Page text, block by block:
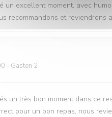
un excellent moment, avec
recommandons et reviendrons
- Gasten 2
un très bon moment dans ce
pour un bon repas, nous